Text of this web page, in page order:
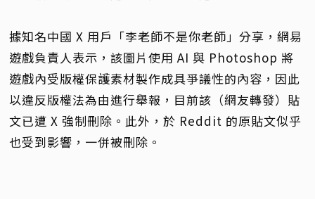
據知名中國 X 用戶「李老師不是你老師」分享，網易
遊戲負責人表示，該圖片使用 AI 與 Photoshop 將
遊戲內受版權保護素材製作成具爭議性的內容，因此
以違反版權法為由進行舉報，目前該（網友轉發）貼
文已遭 X 強制刪除。此外，於 Reddit 的原貼文似乎
也受到影響，一併被刪除。